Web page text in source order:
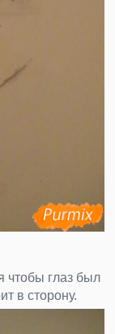
чтобы глаз был
в сторону.